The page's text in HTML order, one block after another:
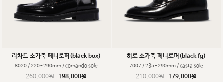
리차드 소가죽 페니로퍼(black box)
8020 / 220~290mm / comando sole
260,000원 198,000원
히로 소가죽 페니로퍼(black fg)
7007 / 235~290mm / casta sole
210,000원 179,000원